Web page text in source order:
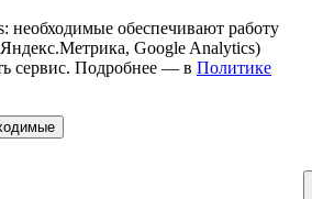
необходимые обеспечивают работу
Google Analytics)
сервис. Подробнее — в Политике